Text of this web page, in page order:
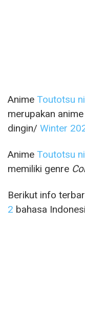
Anime Toutotsu
merupakan
dingin/ Winter
Anime Toutotsu
memiliki genre
Berikut info
2 bahasa